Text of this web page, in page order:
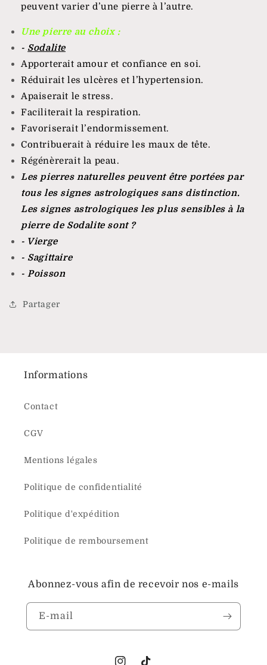
peuvent varier d’une pierre à l’autre.
Une pierre au choix :
- Sodalite
Apporterait amour et confiance en soi.
Réduirait les ulcères et l’hypertension.
Apaiserait le stress.
Faciliterait la respiration.
Favoriserait l’endormissement.
Contribuerait à réduire les maux de tête.
Régénèrerait la peau.
Les pierres naturelles peuvent être portées par
tous les signes astrologiques sans distinction.
Les signes astrologiques les plus sensibles à la
pierre de Sodalite sont ?
- Vierge
- Sagittaire
- Poisson
Partager
Informations
Contact
CGV
Mentions légales
Politique de confidentialité
Politique d'expédition
Politique de remboursement
Abonnez-vous afin de recevoir nos e-mails
E-mail